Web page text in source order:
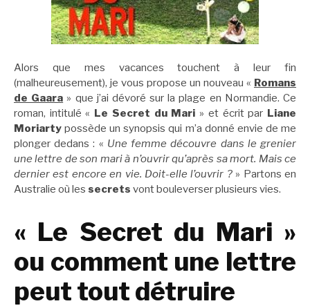
Alors que mes vacances touchent à leur fin
(malheureusement), je vous propose un nouveau « Romans
de Gaara » que j’ai dévoré sur la plage en Normandie. Ce
roman, intitulé « Le Secret du Mari » et écrit par Liane
Moriarty possède un synopsis qui m’a donné envie de me
plonger dedans : « Une femme découvre dans le grenier
une lettre de son mari à n’ouvrir qu’après sa mort. Mais ce
dernier est encore en vie. Doit-elle l’ouvrir ?» Partons en
Australie où les secrets vont bouleverser plusieurs vies.
« Le Secret du Mari »
ou comment une lettre
peut tout détruire